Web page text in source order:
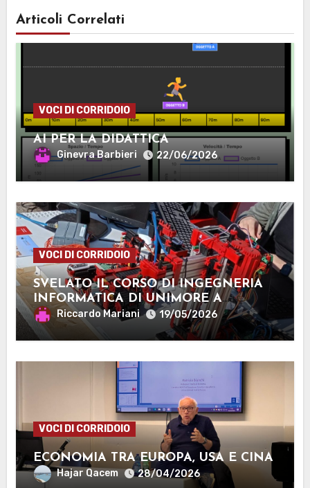
Articoli Correlati
VOCI DI CORRIDOIO
AI PER LA DIDATTICA
Ginevra Barbieri 22/06/2026
VOCI DI CORRIDOIO
SVELATO IL CORSO DI INGEGNERIA
INFORMATICA DI UNIMORE A
MANTOVA
Riccardo Mariani 19/05/2026
VOCI DI CORRIDOIO
ECONOMIA TRA EUROPA, USA E CINA
Hajar Qacem 28/04/2026